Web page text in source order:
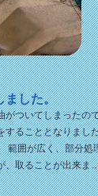
ました。
がついてしまったの
することとなりまし
範囲が広く、部分処
、取ることが出来ま